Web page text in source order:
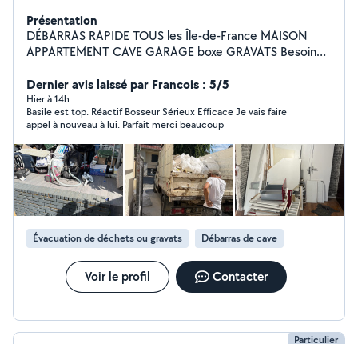
Présentation
DÉBARRAS RAPIDE TOUS les Île-de-France MAISON
APPARTEMENT CAVE GARAGE boxe GRAVATS Besoin
en Île-de-France. DÉBARRAS TOUT Débarras
appartement / maison Cave, garage, grenier Évacuation
gravats et déchets Encombrants et vieux meubles
Électroménager et ferraille Déplacement rapide Travail
sérieux, prix corrects, devis gratuit. Appel direct pour
réponse merci beaucoup
Dernier avis laissé par Francois : 5/5
Hier à 14h
Basile est top. Réactif Bosseur Sérieux Efficace Je vais faire
appel à nouveau à lui. Parfait merci beaucoup
Évacuation de déchets ou gravats Débarras de cave
Voir le profil Contacter
Particulier